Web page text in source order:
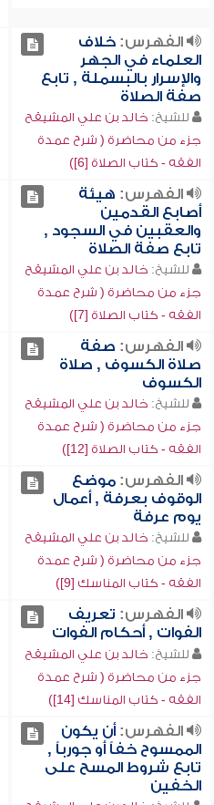
الفهرس:خلاف
العلماء في الجهر
والإسرار بالبسملة , تابع
صفة الصلاة
للشيخ: خالد بن علي المشيقح
جزء من محاضرة ( شرح عمدة
الفقه - كتاب الصلاة [6])
الفهرس: هيئة
أصابع القدمين
والعقبين في السجود ,
تابع صفة الصلاة
للشيخ: خالد بن علي المشيقح
جزء من محاضرة ( شرح عمدة
الفقه - كتاب الصلاة [7])
الفهرس: صفة
صلاة الكسوف , صلاة
الكسوف
للشيخ: خالد بن علي المشيقح
جزء من محاضرة ( شرح عمدة
الفقه - كتاب الصلاة [12])
الفهرس:موضع
الوقوف بعرفة , أعمال
يوم عرفة
للشيخ: خالد بن علي المشيقح
جزء من محاضرة ( شرح عمدة
الفقه - كتاب المناسك [9])
الفهرس: تعريف
الفوات , أحكام الفوات
للشيخ: خالد بن علي المشيقح
جزء من محاضرة ( شرح عمدة
الفقه - كتاب المناسك [14])
الفهرس:أن يكون
الممسوح خفاً أو جورباً ,
تابع شروط المسح على
الخفين